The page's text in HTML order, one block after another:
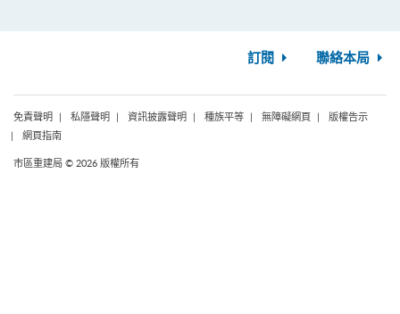
訂閱 聯絡本局
免責聲明 私隱聲明 資訊披露聲明 種族平等 無障礙網頁
版權告示
網頁指南
市區重建局 © 2026 版權所有